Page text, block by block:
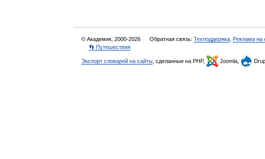
© Академик, 2000-2026 Обратная связь: Техподдержка Реклама на
👣 Путешествия
Экспорт словарей на сайты , сделанные на PHP, Joomla,